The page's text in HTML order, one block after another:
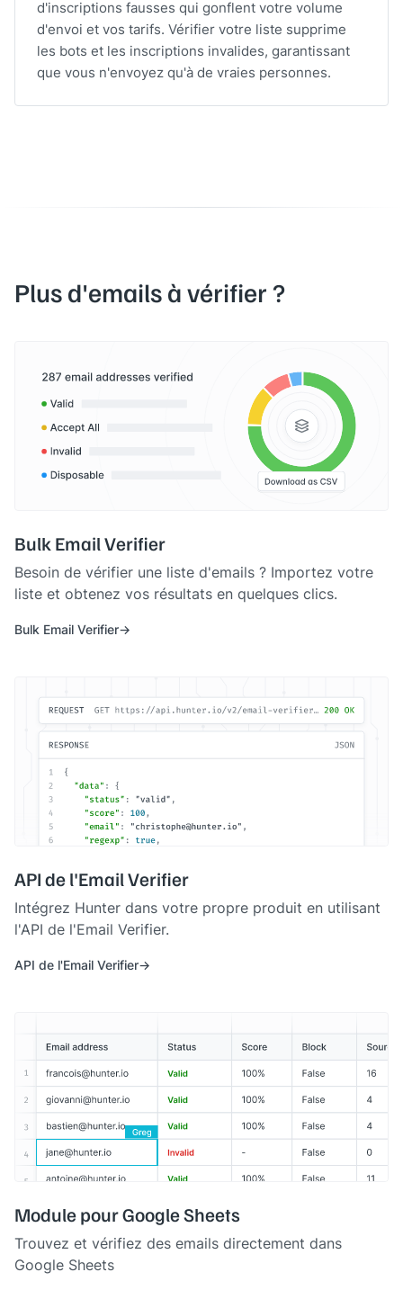
d'inscriptions fausses qui gonflent votre volume
d'envoi et vos tarifs. Vérifier votre liste supprime
les bots et les inscriptions invalides, garantissant
que vous n'envoyez qu'à de vraies personnes.
Plus d'emails à vérifier ?
Bulk Email Verifier
Besoin de vérifier une liste d'emails ? Importez votre
liste et obtenez vos résultats en quelques clics.
Bulk Email Verifier
API de l'Email Verifier
Intégrez Hunter dans votre propre produit en utilisant
l'API de l'Email Verifier.
API de l'Email Verifier
Module pour Google Sheets
Trouvez et vérifiez des emails directement dans
Google Sheets